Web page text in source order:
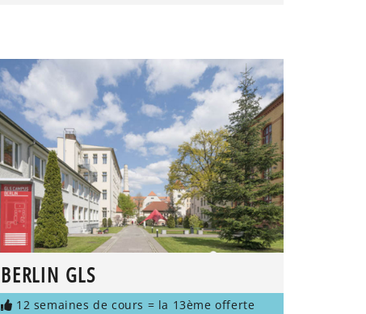
BERLIN GLS
12 semaines de cours = la 13ème offerte